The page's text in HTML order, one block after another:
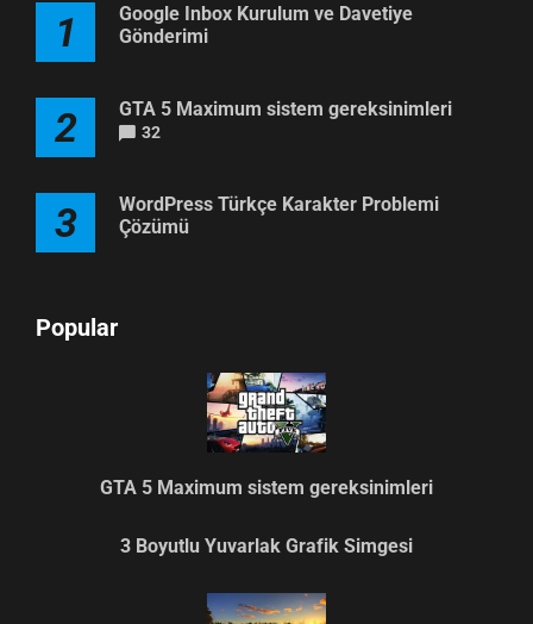
1
Google Inbox Kurulum ve Davetiye
Gönderimi
2 GTA 5 Maximum sistem gereksinimleri
32
3
WordPress Türkçe Karakter Problemi
Çözümü
Popular
GTA 5 Maximum sistem gereksinimleri
3 Boyutlu Yuvarlak Grafik Simgesi